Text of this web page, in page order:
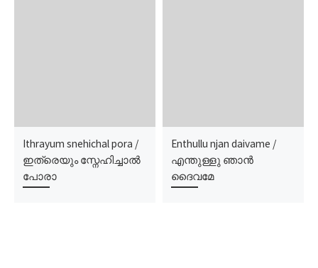
Ithrayum snehichal pora /
ഇത്രെയും സ്നേഹിച്ചാൽ
പോരാ
Enthullu njan daivame /
എന്തുള്ളു ഞാൻ
ദൈവമേ